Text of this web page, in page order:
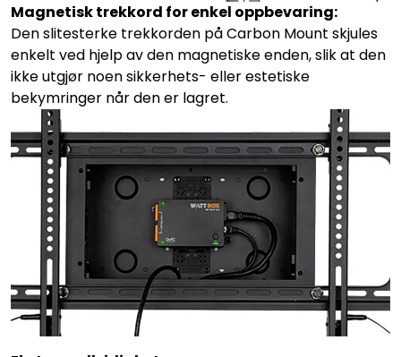
Magnetisk trekkord for enkel oppbevaring:
Den slitesterke trekkorden på Carbon Mount skjules
enkelt ved hjelp av den magnetiske enden, slik at den
ikke utgjør noen sikkerhets- eller estetiske
bekymringer når den er lagret.